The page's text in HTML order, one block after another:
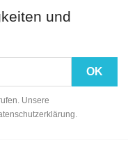
und
Unsere